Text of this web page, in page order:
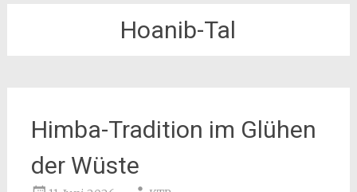
Hoanib-Tal
Himba-Tradition im Glühen
der Wüste